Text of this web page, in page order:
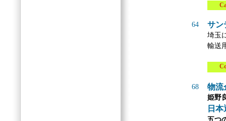
64 サン
埼玉
輸送
68 物流
姫野
日